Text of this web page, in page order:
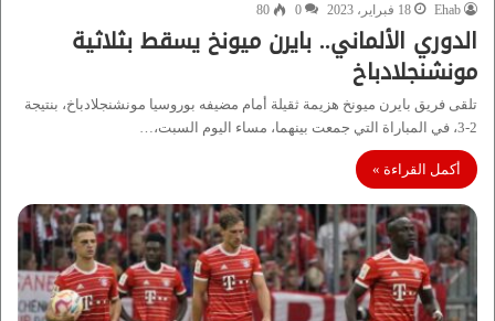
Ehab 18 فبراير، 2023 0
80
الدوري الألماني.. بايرن ميونخ يسقط بثلاثية
مونشنجلادباخ
تلقى فريق بايرن ميونخ هزيمة ثقيلة أمام مضيفه بوروسيا مونشنجلادباخ، بنتيجة
2-3، في المباراة التي جمعت بينهما، مساء اليوم السبت،…
أكمل القراءة »